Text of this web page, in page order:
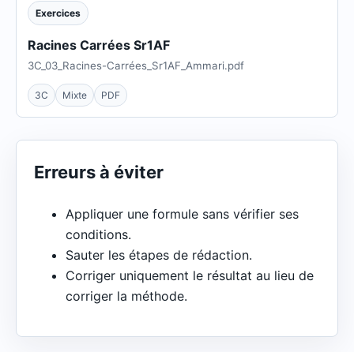
Exercices
Racines Carrées Sr1AF
3C_03_Racines-Carrées_Sr1AF_Ammari.pdf
3C Mixte PDF
Erreurs à éviter
Appliquer une formule sans vérifier ses
conditions.
Sauter les étapes de rédaction.
Corriger uniquement le résultat au lieu de
corriger la méthode.